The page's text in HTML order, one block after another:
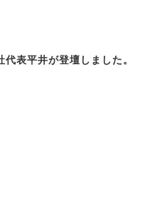
表平井が登壇しました。